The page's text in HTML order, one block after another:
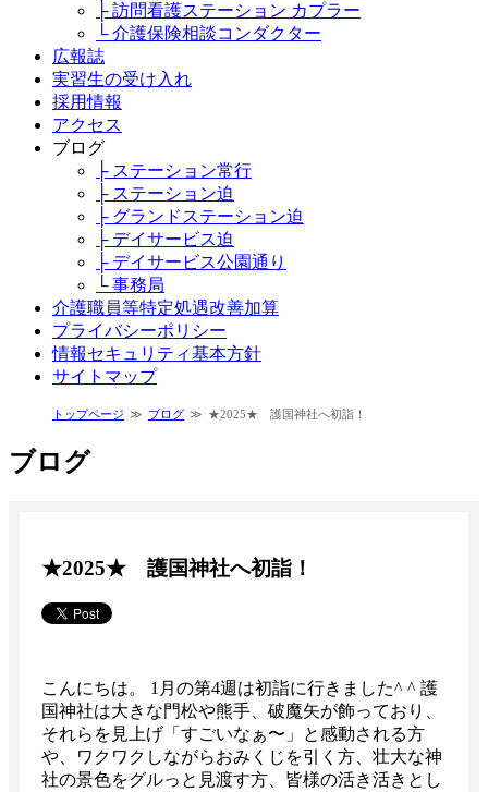
├ 訪問看護ステーション カプラー
└ 介護保険相談コンダクター
広報誌
実習生の受け入れ
採用情報
アクセス
ブログ
├ ステーション常行
├ ステーション迫
├ グランドステーション迫
├ デイサービス迫
├ デイサービス公園通り
└ 事務局
介護職員等特定処遇改善加算
プライバシーポリシー
情報セキュリティ基本方針
サイトマップ
トップページ ブログ ★2025★ 護国神社へ初詣！
ブログ
★2025★ 護国神社へ初詣！
こんにちは。 1月の第4週は初詣に行きました^ ^ 護
国神社は大きな門松や熊手、破魔矢が飾っており、
それらを見上げ「すごいなぁ〜」と感動される方
や、ワクワクしながらおみくじを引く方、壮大な神
社の景色をグルっと見渡す方、皆様の活き活きとし